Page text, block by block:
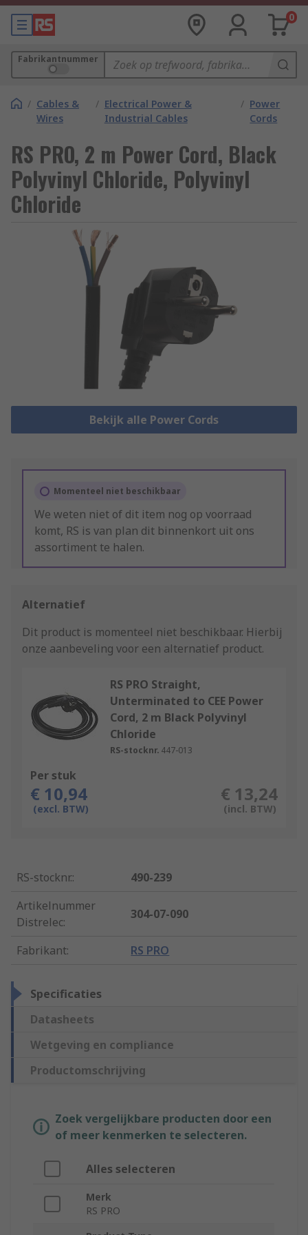
0
Fabrikantnummer
/ Cables &
Wires
/ Electrical Power &
Industrial Cables
/ Power
Cords
RS PRO, 2 m Power Cord, Black
Polyvinyl Chloride, Polyvinyl
Chloride
Bekijk alle Power Cords
Momenteel niet beschikbaar
We weten niet of dit item nog op voorraad
komt, RS is van plan dit binnenkort uit ons
assortiment te halen.
Alternatief
Dit product is momenteel niet beschikbaar. Hierbij
onze aanbeveling voor een alternatief product.
RS PRO Straight,
Unterminated to CEE Power
Cord, 2 m Black Polyvinyl
Chloride
RS-stocknr. 447-013
Per stuk
€ 10,94
(excl. BTW)
€ 13,24
(incl. BTW)
RS-stocknr.:
490-239
Artikelnummer
Distrelec:
304-07-090
Fabrikant: RS PRO
Specificaties
Datasheets
Wetgeving en compliance
Productomschrijving
Zoek vergelijkbare producten door een
of meer kenmerken te selecteren.
Alles selecteren
Merk
RS PRO